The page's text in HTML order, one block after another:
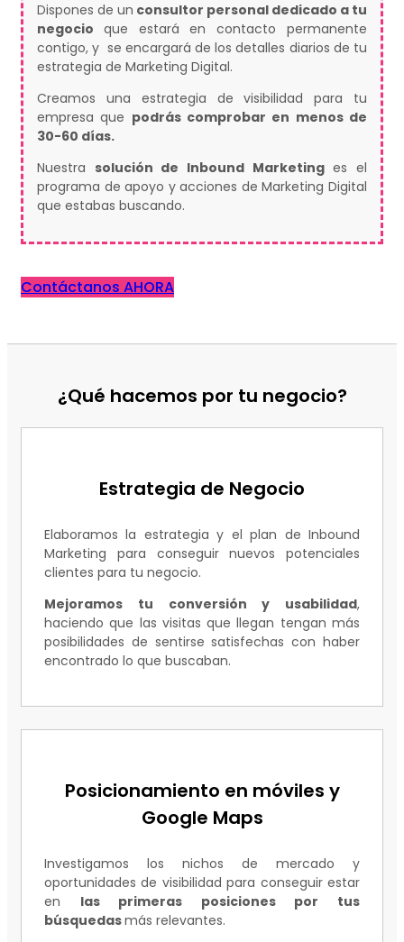
Dispones de un consultor personal dedicado a tu
negocio que estará en contacto permanente
contigo, y se encargará de los detalles diarios de tu
estrategia de Marketing Digital.
Creamos una estrategia de visibilidad para tu
empresa que podrás comprobar en menos de
30-60 días.
Nuestra solución de Inbound Marketinges el
programa de apoyo y acciones de Marketing Digital
que estabas buscando.
Contáctanos AHORA
¿Qué hacemos por tu negocio?
Estrategia de Negocio
Elaboramos la estrategia y el plan de Inbound
Marketing para conseguir nuevos potenciales
clientes para tu negocio.
Mejoramos tu conversión y usabilidad,
haciendo que las visitas que llegan tengan más
posibilidades de sentirse satisfechas con haber
encontrado lo que buscaban.
Posicionamiento en móviles y
Google Maps
Investigamos los nichos de mercado y
oportunidades de visibilidad para conseguir estar
en las primeras posiciones por tus
búsquedasmás relevantes.